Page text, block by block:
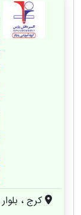
کرج ، بلوار امام رضا ، اردلان 3